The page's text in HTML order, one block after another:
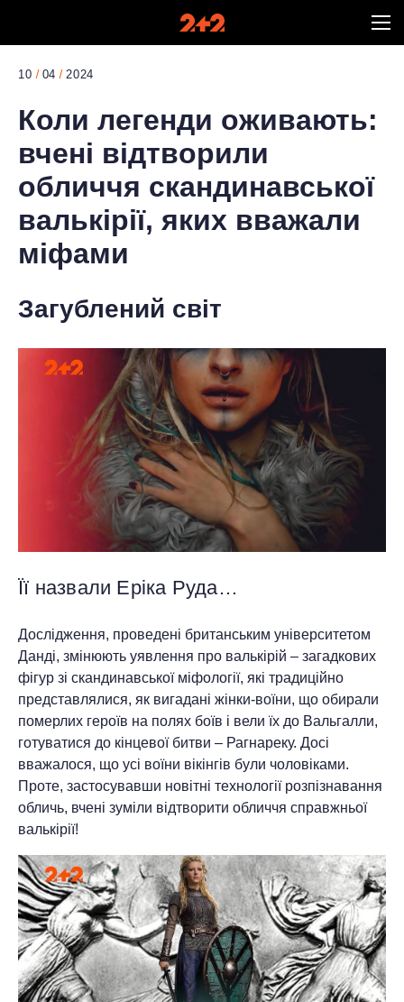
10 04 2024
Коли легенди оживають:
вчені відтворили
обличчя скандинавської
валькірії, яких вважали
міфами
Загублений світ
Її назвали Еріка Руда…
Дослідження, проведені британським університетом
Данді, змінюють уявлення про валькірій – загадкових
фігур зі скандинавської міфології, які традиційно
представлялися, як вигадані жінки-воїни, що обирали
померлих героїв на полях боїв і вели їх до Вальгалли,
готуватися до кінцевої битви – Рагнареку. Досі
вважалося, що усі воїни вікінгів були чоловіками.
Проте, застосувавши новітні технології розпізнавання
обличь, вчені зуміли відтворити обличчя справжньої
валькірії!